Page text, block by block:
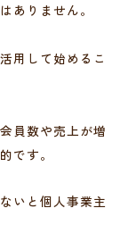
ありません。
用して始めるこ
員数や売上が増
です。
いと個人事業主